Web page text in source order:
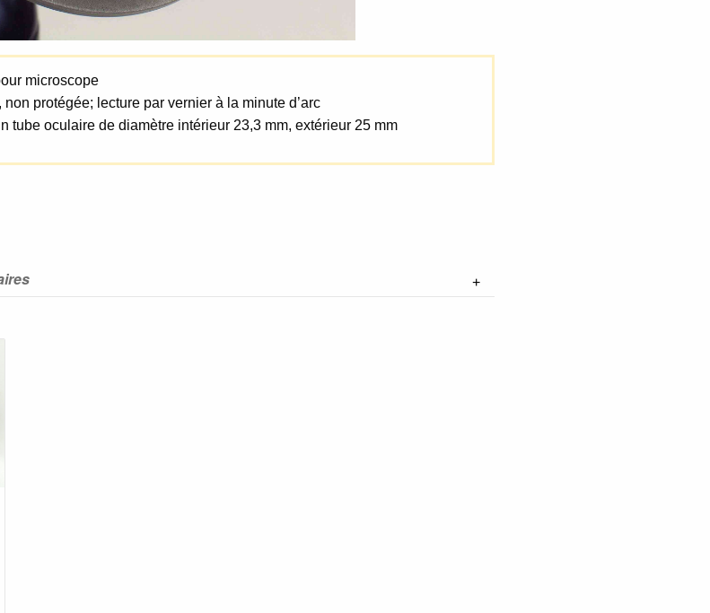
microscope
protégée; lecture par vernier à la minute d’arc
tube oculaire de diamètre intérieur 23,3 mm, extérieur 25 mm